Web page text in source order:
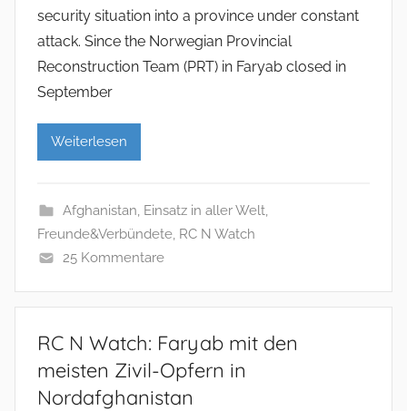
security situation into a province under constant
attack. Since the Norwegian Provincial
Reconstruction Team (PRT) in Faryab closed in
September
Weiterlesen
Afghanistan Einsatz in aller Welt,
Freunde&Verbündete RC N Watch
25 Kommentare
RC N Watch: Faryab mit den
meisten Zivil-Opfern in
Nordafghanistan